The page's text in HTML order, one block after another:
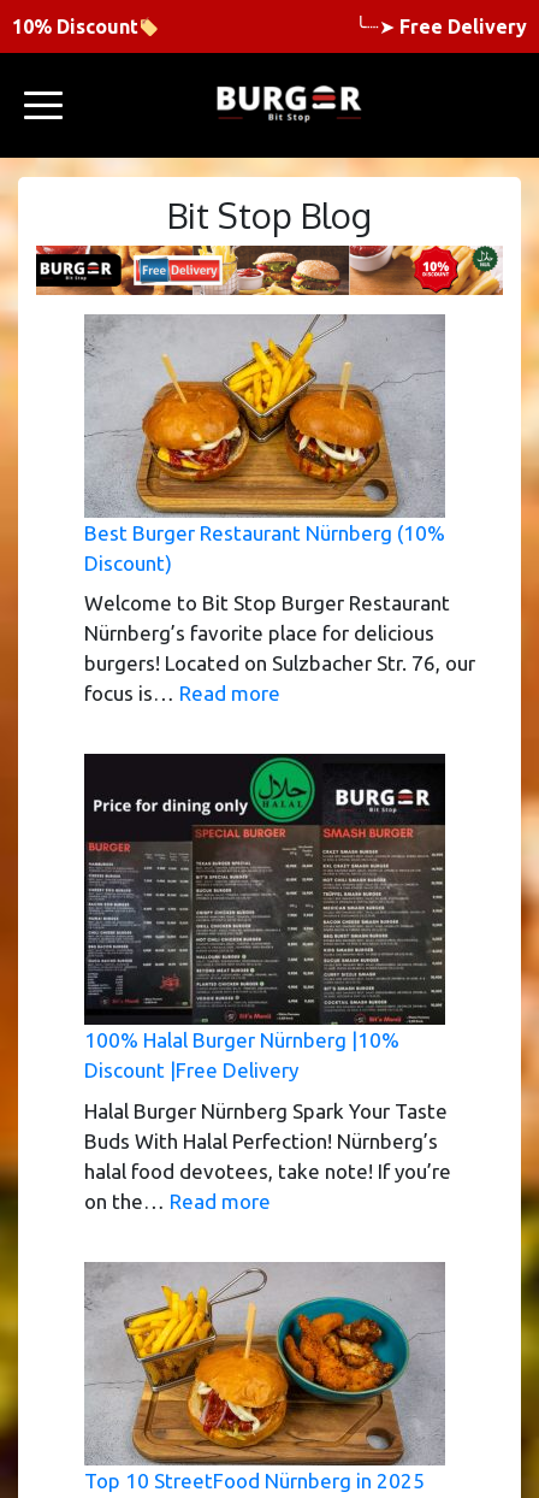
10% Discount ╰┈➤ Free Delivery
Bit Stop Blog
Best Burger Restaurant Nürnberg (10%
Discount)
Welcome to Bit Stop Burger Restaurant
Nürnberg’s favorite place for delicious
burgers! Located on Sulzbacher Str. 76, our
focus is… Read more
Burger
Restaurant
Nürnberg
(10%
Discount)
100% Halal Burger Nürnberg |10%
Discount |Free Delivery
Halal Burger Nürnberg Spark Your Taste
Buds With Halal Perfection! Nürnberg’s
halal food devotees, take note! If you’re
on the… Read more
Halal
Nürnberg
|10%
Discount
|Free
Delivery
Top 10 StreetFood Nürnberg in 2025